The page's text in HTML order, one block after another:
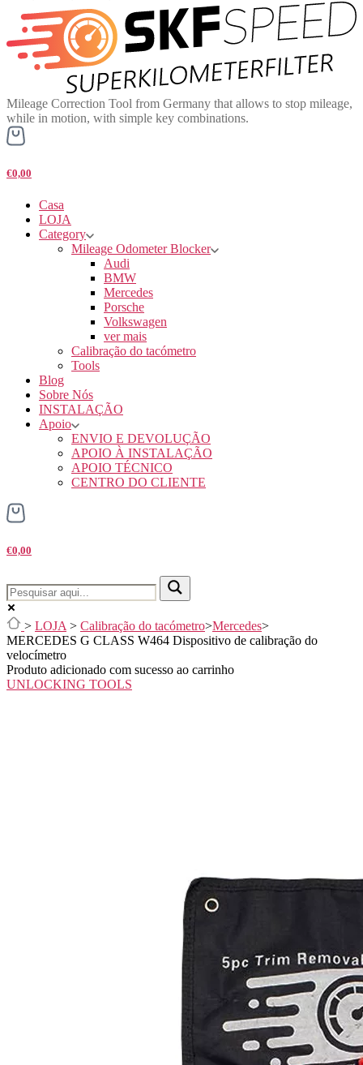
Mileage Correction Tool from Germany that allows to stop mileage,
while in motion, with simple key combinations.
€0,00
Casa
LOJA
Category
Mileage Odometer Blocker
Audi
BMW
Mercedes
Porsche
Volkswagen
ver mais
Calibração do tacómetro
Tools
Blog
Sobre Nós
INSTALAÇÃO
Apoio
ENVIO E DEVOLUÇÃO
APOIO À INSTALAÇÃO
APOIO TÉCNICO
CENTRO DO CLIENTE
€0,00
> LOJA > Calibração do tacómetro>Mercedes>
MERCEDES G CLASS W464 Dispositivo de calibração do
velocímetro
Produto adicionado com sucesso ao carrinho
UNLOCKING TOOLS